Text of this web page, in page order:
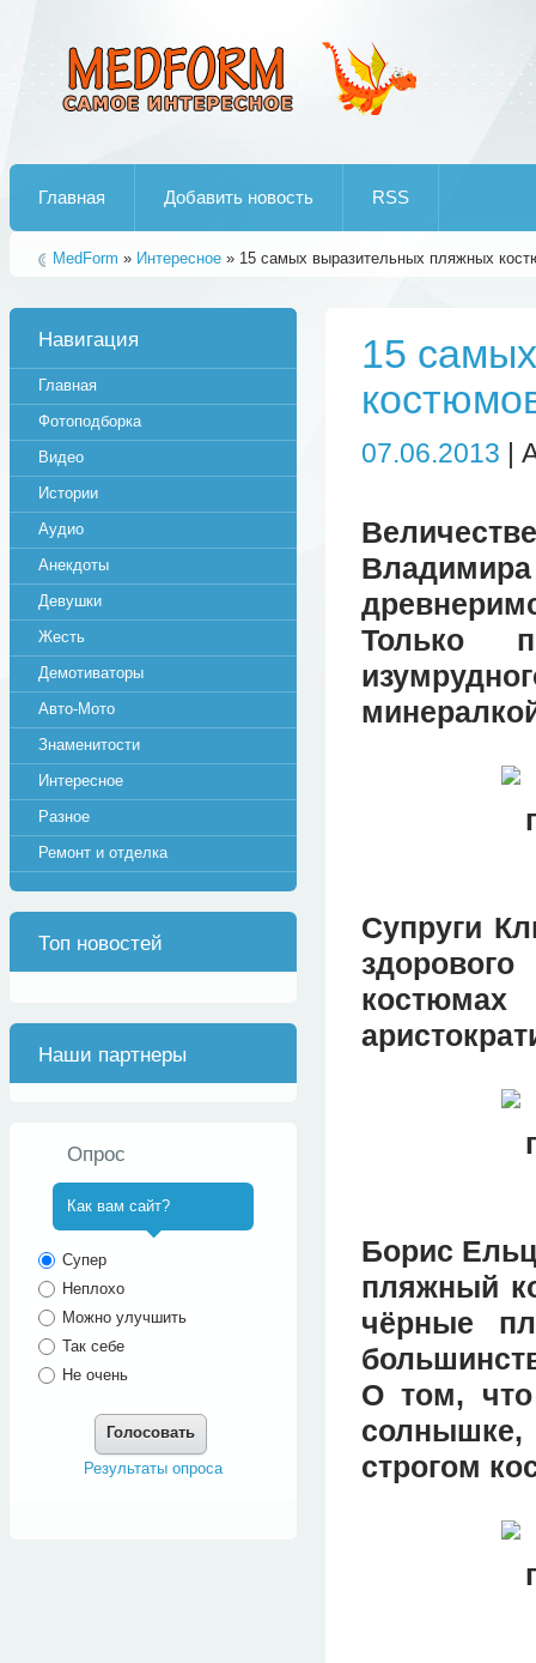
Главная Добавить новость RSS
MedForm » Интересное » 15 самых выразительных пляжных
15
07.06.2013 |
Только
Супруги
Борис
пляжный
чёрные
О том, что
строгом
Навигация
Главная
Фотоподборка
Видео
Истории
Аудио
Анекдоты
Девушки
Жесть
Демотиваторы
Авто-Мото
Знаменитости
Интересное
Разное
Ремонт и отделка
Топ новостей
Наши партнеры
Опрос
Как вам сайт?
Супер
Неплохо
Можно улучшить
Так себе
Не очень
Голосовать
Результаты опроса